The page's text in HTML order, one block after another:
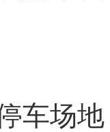
车场